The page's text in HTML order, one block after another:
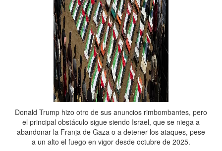
Donald Trump hizo otro de sus anuncios rimbombantes, pero
el principal obstáculo sigue siendo Israel, que se niega a
abandonar la Franja de Gaza o a detener los ataques, pese
a un alto el fuego en vigor desde octubre de 2025.